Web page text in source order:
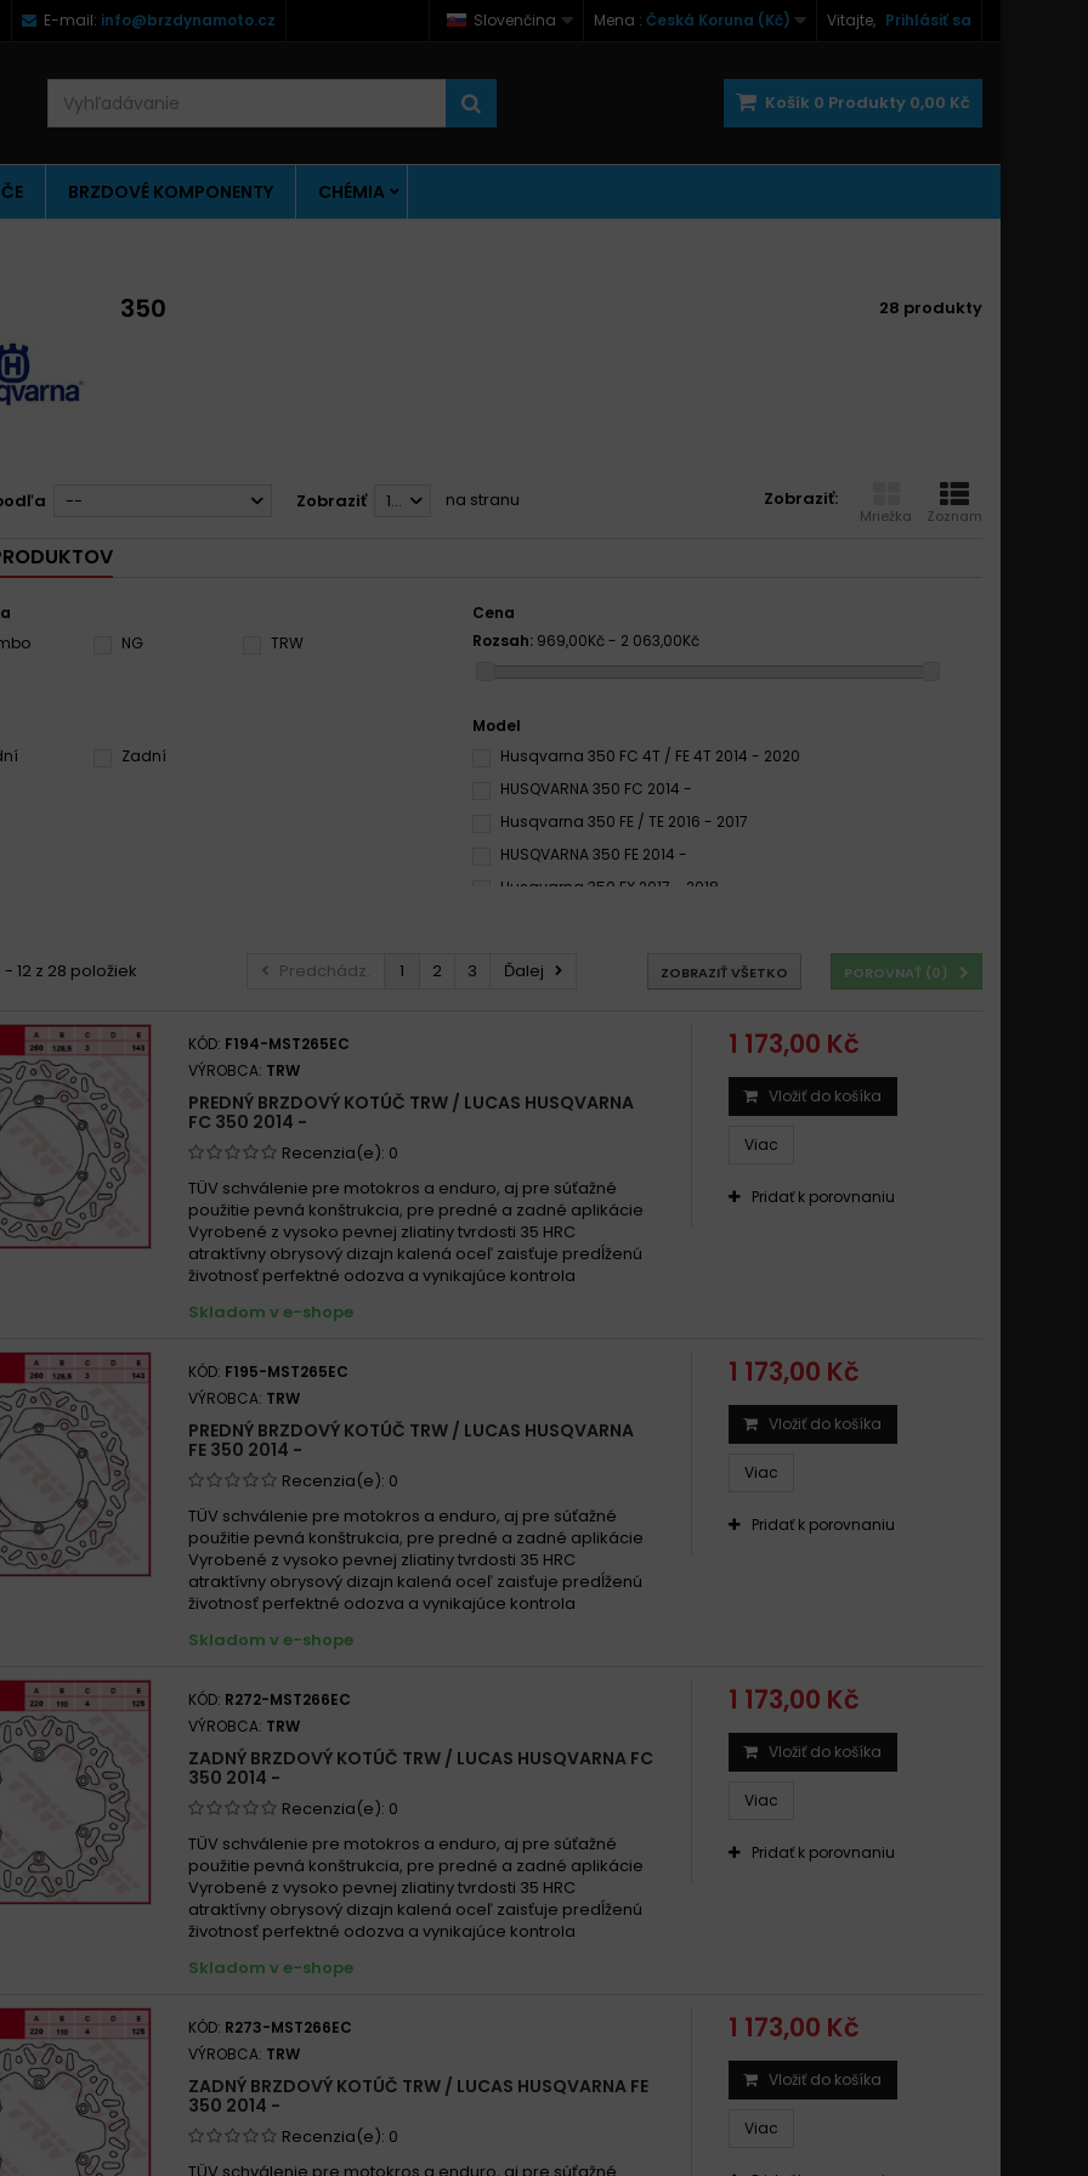
Vitajte, Prihlásiť sa
Mena : Česká Koruna (Kč)
Slovenčina
E-mail: info@brzdynamoto.cz
Košík 0 Produkty 0,00 Kč
BRZDOVÉ KOMPONENTY CHÉMIA
350 28 produkty
Zobraziť:
Mriežka Zoznam
-- Zobraziť 12 na stranu
NG TRW
Cena
Rozsah: 969,00Kč - 2 063,00Kč
Zadní
Model
Husqvarna 350 FC 4T / FE 4T 2014 - 2020
HUSQVARNA 350 FC 2014 -
Husqvarna 350 FE / TE 2016 - 2017
HUSQVARNA 350 FE 2014 -
Husqvarna 350 FX 2017 - 2018
Husqvarna 350 TE 1996 - 2013
POROVNAŤ (0)
Predchádz. 1 2 3 Ďalej ZOBRAZIŤ VŠETKO
12 z 28 položiek
KÓD: F194-MST265EC
VÝROBCA: TRW
PREDNÝ BRZDOVÝ KOTÚČ TRW / LUCAS HUSQVARNA
FC 350 2014 -
Recenzia(e): 0
TÜV schválenie pre motokros a enduro, aj pre súťažné
použitie pevná konštrukcia, pre predné a zadné aplikácie
Vyrobené z vysoko pevnej zliatiny tvrdosti 35 HRC
atraktívny obrysový dizajn kalená oceľ zaisťuje predĺženú
životnosť perfektné odozva a vynikajúce kontrola
Skladom v e-shope
1 173,00 Kč
Vložiť do košíka
Viac
Pridať k porovnaniu
KÓD: F195-MST265EC
VÝROBCA: TRW
PREDNÝ BRZDOVÝ KOTÚČ TRW / LUCAS HUSQVARNA
FE 350 2014 -
Recenzia(e): 0
TÜV schválenie pre motokros a enduro, aj pre súťažné
použitie pevná konštrukcia, pre predné a zadné aplikácie
Vyrobené z vysoko pevnej zliatiny tvrdosti 35 HRC
atraktívny obrysový dizajn kalená oceľ zaisťuje predĺženú
životnosť perfektné odozva a vynikajúce kontrola
Skladom v e-shope
1 173,00 Kč
Vložiť do košíka
Viac
Pridať k porovnaniu
KÓD: R272-MST266EC
VÝROBCA: TRW
ZADNÝ BRZDOVÝ KOTÚČ TRW / LUCAS HUSQVARNA FC
350 2014 -
Recenzia(e): 0
TÜV schválenie pre motokros a enduro, aj pre súťažné
použitie pevná konštrukcia, pre predné a zadné aplikácie
Vyrobené z vysoko pevnej zliatiny tvrdosti 35 HRC
atraktívny obrysový dizajn kalená oceľ zaisťuje predĺženú
životnosť perfektné odozva a vynikajúce kontrola
Skladom v e-shope
1 173,00 Kč
Vložiť do košíka
Viac
Pridať k porovnaniu
KÓD: R273-MST266EC
VÝROBCA: TRW
ZADNÝ BRZDOVÝ KOTÚČ TRW / LUCAS HUSQVARNA FE
350 2014 -
Recenzia(e): 0
TÜV schválenie pre motokros a enduro, aj pre súťažné
1 173,00 Kč
Vložiť do košíka
Viac